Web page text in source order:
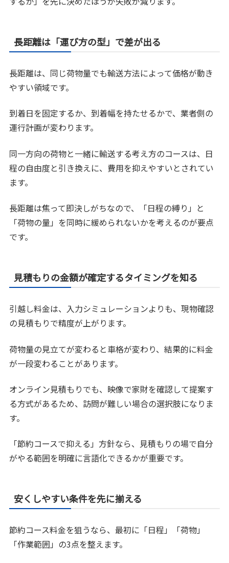
長距離は「運び方の型」で差が出る
長距離は、同じ荷物量でも輸送方法によって価格が動き
やすい領域です。
到着日を固定するか、到着幅を持たせるかで、業者側の
運行計画が変わります。
同一方向の荷物と一緒に輸送する考え方のコースは、日
程の自由度と引き換えに、費用を抑えやすいとされてい
ます。
長距離は焦って即決しがちなので、「日程の縛り」と
「荷物の量」を同時に緩められないかを考えるのが要点
です。
見積もりの金額が確定するタイミングを知る
引越し料金は、入力シミュレーションよりも、現物確認
の見積もりで精度が上がります。
荷物量の見立てが変わると車格が変わり、結果的に料金
が一段変わることがあります。
オンライン見積もりでも、映像で家財を確認して提案す
る方式があるため、訪問が難しい場合の選択肢になりま
す。
「節約コースで抑える」方針なら、見積もりの場で自分
がやる範囲を明確に言語化できるかが重要です。
安くしやすい条件を先に揃える
節約コース料金を狙うなら、最初に「日程」「荷物」
「作業範囲」の3点を整えます。